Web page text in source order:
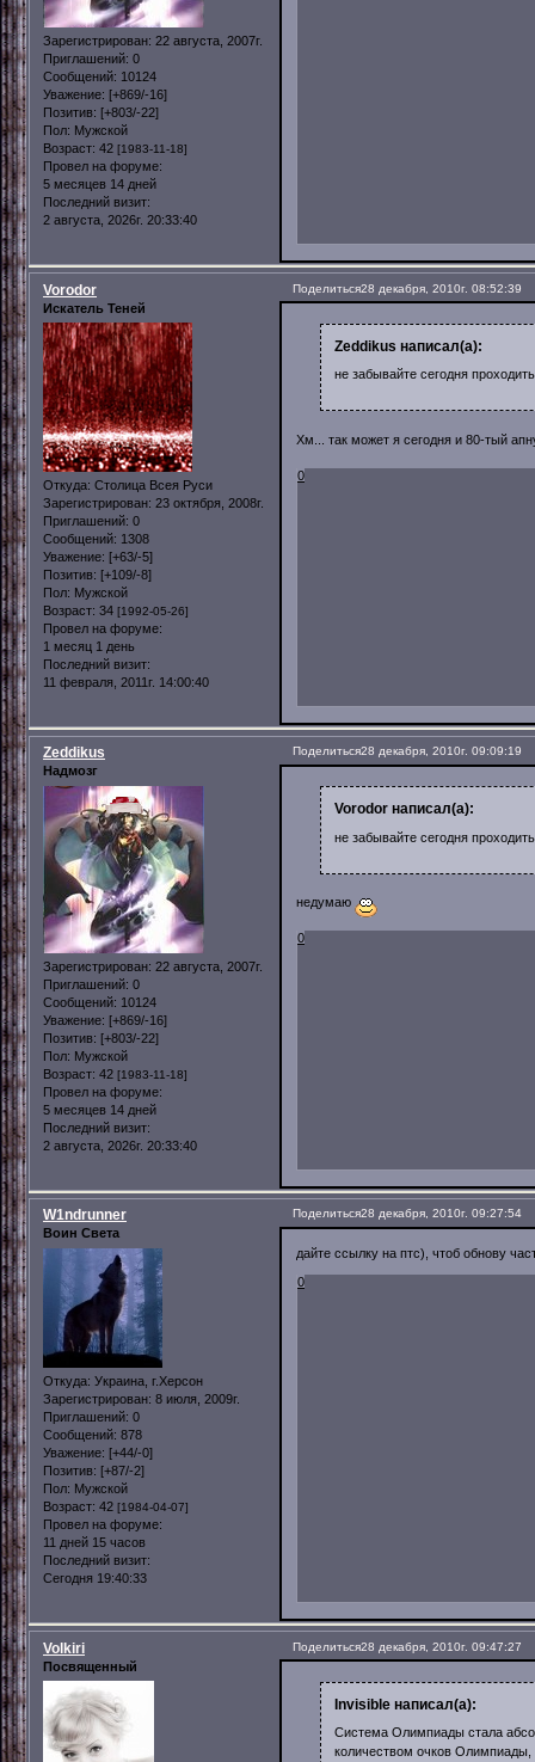
Зарегистрирован: 22 августа, 2007г.
Приглашений: 0
Сообщений: 10124
Уважение: [+869/-16]
Позитив: [+803/-22]
Пол: Мужской
Возраст: 42 [1983-11-18]
Провел на форуме:
5 месяцев 14 дней
Последний визит:
2 августа, 2026г. 20:33:40
Поделиться28 декабря, 2010г. 08:52:39
Vorodor
Искатель Теней
Откуда: Столица Всея Руси
Зарегистрирован: 23 октября, 2008г.
Приглашений: 0
Сообщений: 1308
Уважение: [+63/-5]
Позитив: [+109/-8]
Пол: Мужской
Возраст: 34 [1992-05-26]
Провел на форуме:
1 месяц 1 день
Последний визит:
11 февраля, 2011г. 14:00:40
Zeddikus написал(а):
не забывайте сегодня
Хм... так может я сегодня и 80-тый
0
Поделиться28 декабря, 2010г. 09:09:19
Zeddikus
Надмозг
Зарегистрирован: 22 августа, 2007г.
Приглашений: 0
Сообщений: 10124
Уважение: [+869/-16]
Позитив: [+803/-22]
Пол: Мужской
Возраст: 42 [1983-11-18]
Провел на форуме:
5 месяцев 14 дней
Последний визит:
2 августа, 2026г. 20:33:40
Vorodor написал(а):
не забывайте сегодня
недумаю
0
Поделиться28 декабря, 2010г. 09:27:54
W1ndrunner
Воин Света
Откуда: Украина, г.Херсон
Зарегистрирован: 8 июля, 2009г.
Приглашений: 0
Сообщений: 878
Уважение: [+44/-0]
Позитив: [+87/-2]
Пол: Мужской
Возраст: 42 [1984-04-07]
Провел на форуме:
11 дней 15 часов
Последний визит:
Сегодня 19:40:33
дайте ссылку на птс), чтоб обнову
0
Поделиться28 декабря, 2010г. 09:47:27
Volkiri
Посвященный
Invisible написал(а):
Система Олимпиады стала
количеством очков